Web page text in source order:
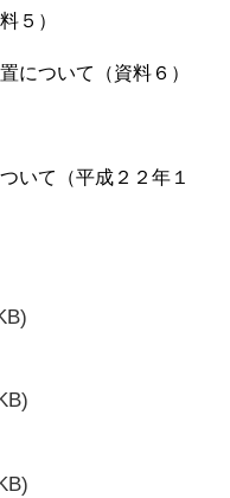
５）
について（資料６）
いて（平成２２年１